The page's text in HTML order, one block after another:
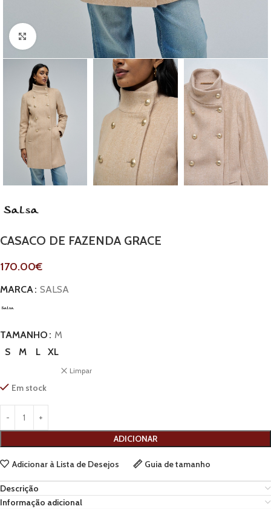
Clique para ampliar
CASACO DE FAZENDA GRACE
170.00€
MARCA SALSA
TAMANHO
M
S
M L XL
Limpar
Em stock
ADICIONAR
Adicionar à Lista de Desejos Guia de tamanho
Descrição
Informação adicional